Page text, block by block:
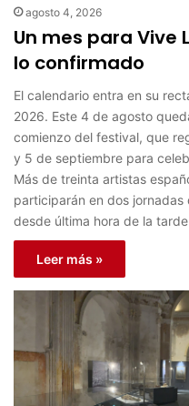
agosto 4, 2026
Un mes para Vive
lo confirmado
El calendario entra en su
2026. Este 4 de agosto
comienzo del festival, que
y 5 de septiembre para
Más de treinta artistas
participarán en dos
desde última hora de la
Leer más »